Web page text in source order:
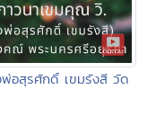
อสุรศักดิ์ เขมรังสี วัด